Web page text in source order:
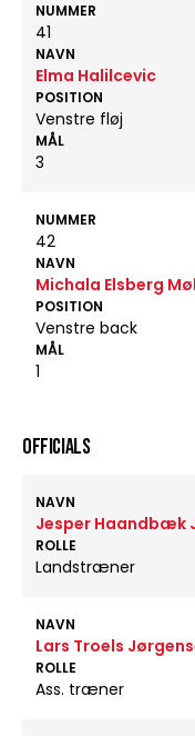
NUMMER
41
NAVN
Elma Halilcevic
POSITION
Venstre fløj
MÅL
3
NUMMER
42
NAVN
Michala Elsberg
POSITION
Venstre back
MÅL
1
OFFICIALS
NAVN
Jesper Haandbæk
ROLLE
Landstræner
NAVN
Lars Troels
ROLLE
Ass. træner